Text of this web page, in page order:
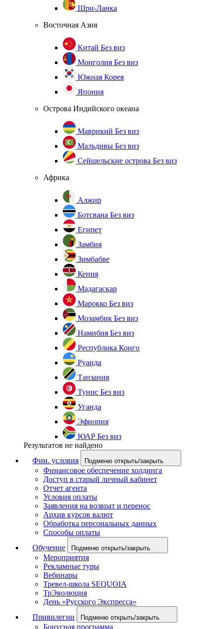
Шри-Ланка
Восточная Азия
Китай Без виз
Монголия Без виз
Южная Корея
Япония
Острова Индийского океана
Маврикий Без виз
Мальдивы Без виз
Сейшельские острова Без виз
Африка
Алжир
Ботсвана Без виз
Египет
Замбия
Зимбабве
Кения
Мадагаскар
Марокко Без виз
Мозамбик Без виз
Намибия Без виз
Республика Конго
Руанда
Танзания
Тунис Без виз
Уганда
Эфиопия
ЮАР Без виз
Результатов не найдено
Фин. условия
Подменю открыть/закрыть
Финансовое обеспечение холдинга
Доступ в старый личный кабинет
Отчет агента
Условия оплаты
Заявления на возврат и перенос
Архив курсов валют
Обработка персональных данных
Способы оплаты
Обучение
Подменю открыть/закрыть
Мероприятия
Рекламные туры
Вебинары
Тревел-школа SEQUOIA
ТрЭволюция
День «Русского Экспресса»
Привилегии
Подменю открыть/закрыть
Бонусная программа